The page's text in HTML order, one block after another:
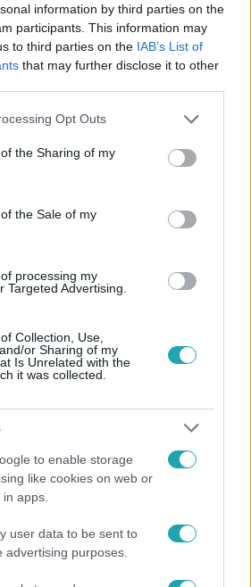
information by third parties on the
participants. This information may
to third parties on the IAB’s List of
that may further disclose it to other
app uses one or more Google
or usage behaviour. You may click to
to Google and its third-party tags to
specified purposes in below Google
Opt Outs
the Sharing of my
the Sale of my
processing my
Targeted Advertising.
Collection, Use,
or Sharing of my
Is Unrelated with the
it was collected.
to enable storage
like cookies on web or
apps.
user data to be sent to
advertising purposes.
Követem
#ADÁSRÉSZLETEK BELFÖLD